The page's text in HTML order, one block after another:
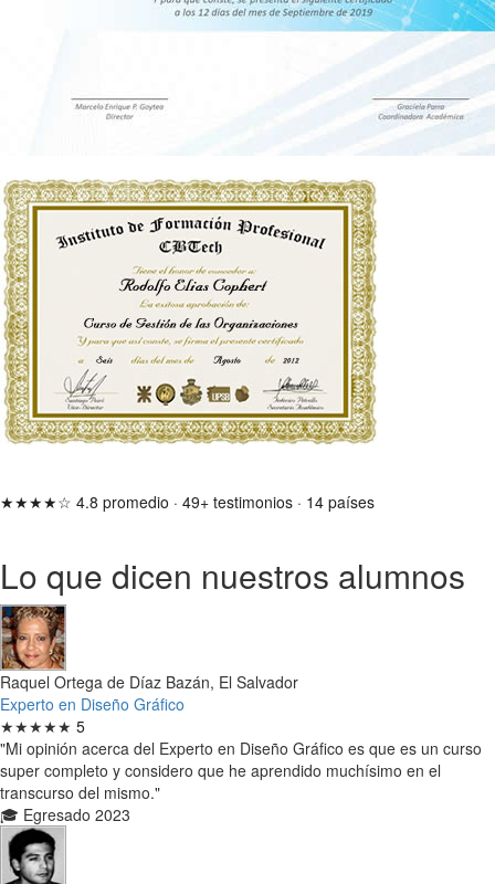
★★★★☆ 4.8 promedio · 49+ testimonios · 14 países
Lo que dicen nuestros alumnos
Raquel Ortega de Díaz Bazán, El Salvador
Experto en Diseño Gráfico
★★★★★ 5
"Mi opinión acerca del Experto en Diseño Gráfico es que es un curso
super completo y considero que he aprendido muchísimo en el
transcurso del mismo."
🎓 Egresado 2023